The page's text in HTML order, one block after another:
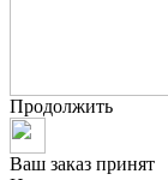
Продолжить
Ваш заказ принят